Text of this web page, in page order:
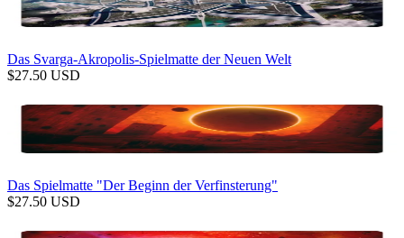
Das Svarga-Akropolis-Spielmatte der Neuen Welt
$27.50 USD
Das Spielmatte "Der Beginn der Verfinsterung"
$27.50 USD